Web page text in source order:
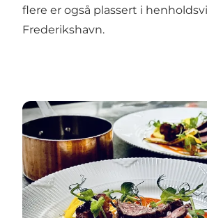
flere er også plassert i
Frederikshavn.